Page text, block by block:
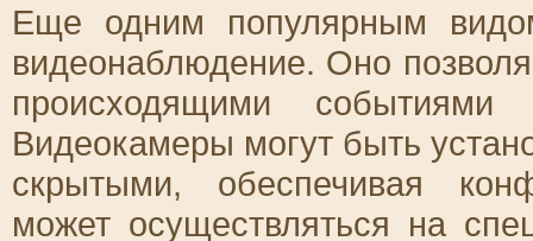
Еще одним популярным
видеонаблюдение. Оно
происходящими
Видеокамеры могут быть
скрытыми, обеспечивая
может осуществляться на